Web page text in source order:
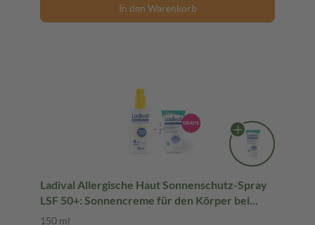
In den Warenkorb
Ladival Allergische Haut Sonnenschutz-Spray
LSF 50+: Sonnencreme für den Körper bei
Sonnenallergie und Mallorca-Akne,
150 ml